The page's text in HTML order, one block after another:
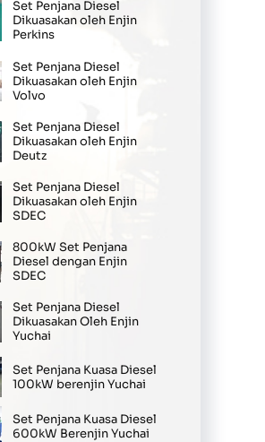
Set Penjana Diesel
Dikuasakan oleh Enjin
Perkins
Set Penjana Diesel
Dikuasakan oleh Enjin
Volvo
Set Penjana Diesel
Dikuasakan oleh Enjin
Deutz
Set Penjana Diesel
Dikuasakan oleh Enjin
SDEC
800kW Set Penjana
Diesel dengan Enjin
SDEC
Set Penjana Diesel
Dikuasakan Oleh Enjin
Yuchai
Set Penjana Kuasa Diesel
100kW berenjin Yuchai
Set Penjana Kuasa Diesel
600kW Berenjin Yuchai